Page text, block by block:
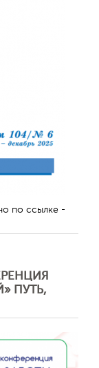
по ссылке -
ПУТЬ,